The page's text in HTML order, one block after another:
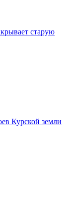
старую
Курской земли